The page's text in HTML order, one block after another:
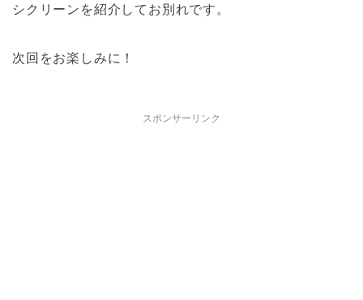
シクリーンを紹介してお別れです。
次回をお楽しみに！
スポンサーリンク